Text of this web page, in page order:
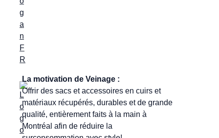
La motivation de Veinage :
Offrir des sacs et accessoires en cuirs et
matériaux récupérés, durables et de grande
qualité, entièrement faits à la main à
Montréal afin de réduire la